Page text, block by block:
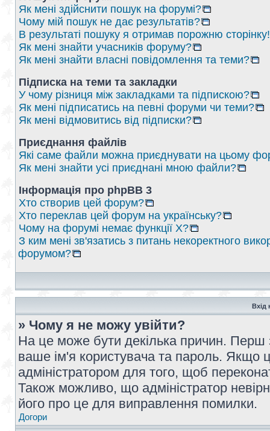
Як мені здійснити пошук на форумі?
Чому мій пошук не дає результатів?
В результаті пошуку я отримав порожню сторінку!
Як мені знайти учасників форуму?
Як мені знайти власні повідомлення та теми?
Підписка на теми та закладки
У чому різниця між закладками та підпискою?
Як мені підписатись на певні форуми чи теми?
Як мені відмовитись від підписки?
Приєднання файлів
Які саме файли можна приєднувати на цьому
Як мені знайти усі приєднані мною файли?
Інформація про phpBB 3
Хто створив цей форум?
Хто переклав цей форум на українську?
Чому на форумі немає функції X?
З ким мені зв'язатись з питань некоректного
форумом?
Вхід
» Чому я не можу увійти?
На це може бути декілька причин. Перш
ваше ім'я користувача та пароль. Якщо
адміністратором для того, щоб
Також можливо, що адміністратор
його про це для виправлення помилки.
Догори